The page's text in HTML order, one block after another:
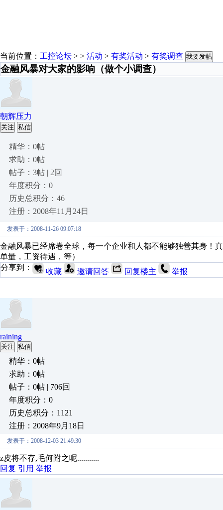
当前位置： 工控论坛 > > 活动 > 有奖活动 > 有奖调查 我要发帖
金融风暴对大家的影响（做个小调查）
朝辉压力
关注 私信
精华：0帖
求助：0帖
帖子：3帖 | 2回
年度积分：0
历史总积分：46
注册：2008年11月24日
发表于：2008-11-26 09:07:18
金融风暴已经席卷全球，每一个企业和人都不能够独善其身！
单量，工资待遇，等）
分享到：
收藏 邀请回答 回复楼主 举报
raining
关注 私信
精华：0帖
求助：0帖
帖子：0帖 | 706回
年度积分：0
历史总积分：1121
注册：2008年9月18日
发表于：2008-12-03 21:49:30
z皮将不存,毛何附之呢...........
回复 引用 举报